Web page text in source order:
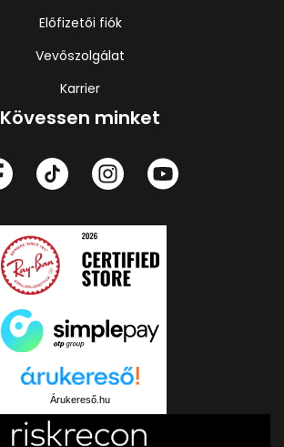
Előfizetői fiók
Vevőszolgálat
Karrier
Kövessen minket
Árukereső.hu